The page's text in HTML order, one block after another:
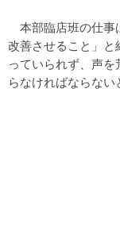
本部臨店班の仕事
改善させること」と
っていられず、声
らなければならない